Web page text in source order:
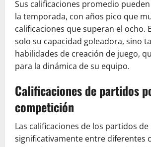
Sus calificaciones promedio
la temporada, con años pico que
calificaciones que superan el ocho.
solo su capacidad goleadora, sino
habilidades de creación de juego,
para la dinámica de su equipo.
Calificaciones de partidos
competición
Las calificaciones de los partidos de
significativamente entre diferentes